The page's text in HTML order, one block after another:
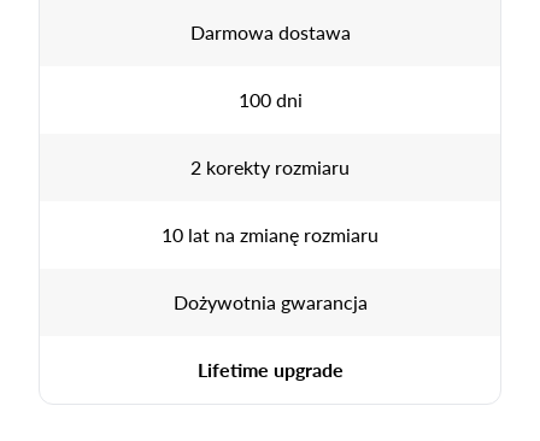
Darmowa dostawa
100 dni
2 korekty rozmiaru
10 lat na zmianę rozmiaru
Dożywotnia gwarancja
Lifetime upgrade